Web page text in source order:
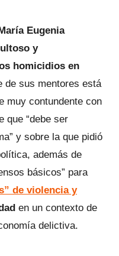
María Eugenia
y
homicidios en
de sus mentores está
muy contundente con
que “debe ser
y sobre la que pidió
además de
básicos” para
de violencia y
en un contexto de
delictiva.